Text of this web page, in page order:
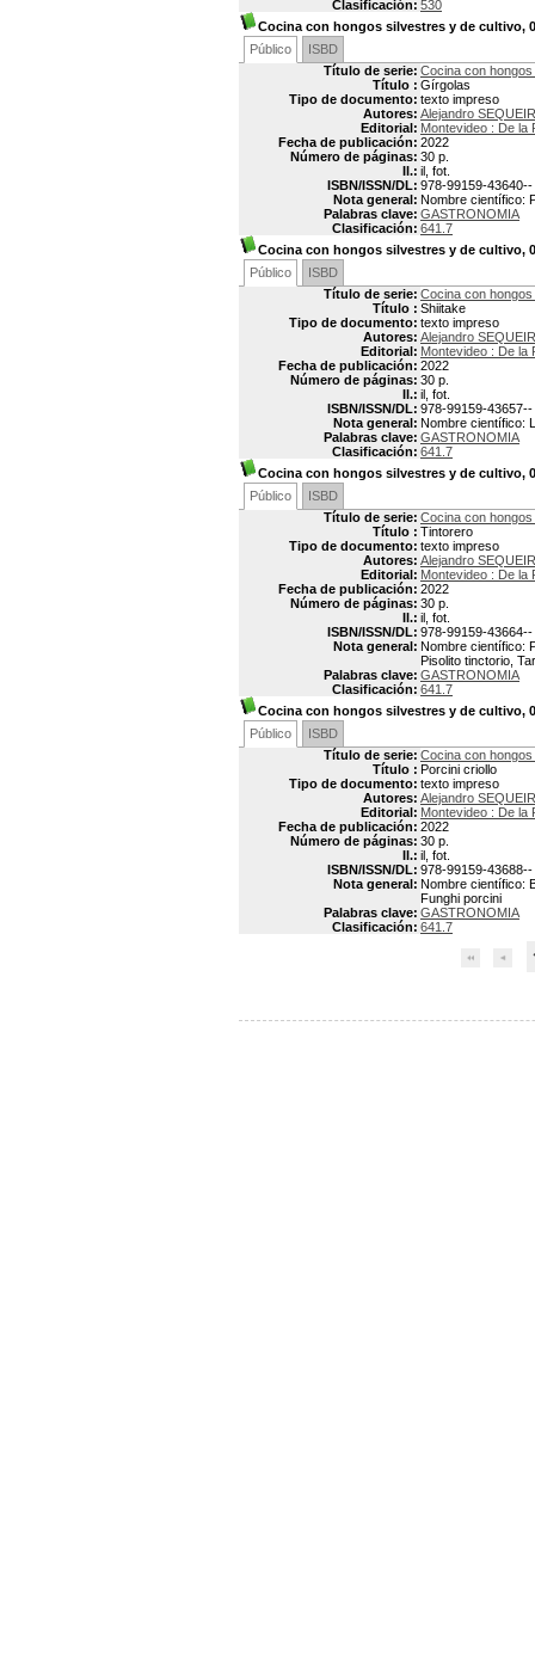
Clasificación: 530
Cocina con hongos silvestres y de cultivo,
Público
ISBD
Título de serie: Cocina con
Título : Gírgolas
Tipo de documento: texto impreso
Autores: Alejandro
Editorial: Montevideo : De la
Fecha de publicación: 2022
Número de páginas: 30 p.
Il.: il, fot.
ISBN/ISSN/DL: 978-99159-43640--
Nota general: Nombre científico:
Palabras clave: GASTRONOMIA
Clasificación: 641.7
Cocina con hongos silvestres y de cultivo,
Público
ISBD
Título de serie: Cocina con
Título : Shiitake
Tipo de documento: texto impreso
Autores: Alejandro
Editorial: Montevideo : De la
Fecha de publicación: 2022
Número de páginas: 30 p.
Il.: il, fot.
ISBN/ISSN/DL: 978-99159-43657--
Nota general: Nombre científico:
Palabras clave: GASTRONOMIA
Clasificación: 641.7
Cocina con hongos silvestres y de cultivo,
Público
ISBD
Título de serie: Cocina con
Título : Tintorero
Tipo de documento: texto impreso
Autores: Alejandro
Editorial: Montevideo : De la
Fecha de publicación: 2022
Número de páginas: 30 p.
Il.: il, fot.
ISBN/ISSN/DL: 978-99159-43664--
Nota general: Nombre científico:
Pisolito tinctorio,
Palabras clave: GASTRONOMIA
Clasificación: 641.7
Cocina con hongos silvestres y de cultivo,
Público
ISBD
Título de serie: Cocina con
Título : Porcini criollo
Tipo de documento: texto impreso
Autores: Alejandro
Editorial: Montevideo : De la
Fecha de publicación: 2022
Número de páginas: 30 p.
Il.: il, fot.
ISBN/ISSN/DL: 978-99159-43688--
Nota general: Nombre científico:
Funghi porcini
Palabras clave: GASTRONOMIA
Clasificación: 641.7